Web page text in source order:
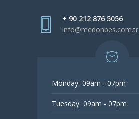
+ 90 212 876 5056
info@medonbes.com.tr
Monday: 09am - 07pm
Tuesday: 09am - 07pm